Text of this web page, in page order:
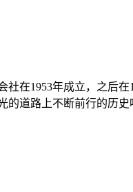
在1953年成立，之后
道路上不断前行的历史